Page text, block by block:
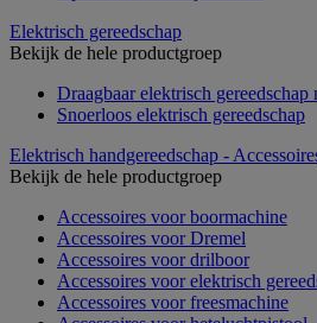
Elektrisch gereedschap
Bekijk de hele productgroep
Draagbaar elektrisch gereedschap
Snoerloos elektrisch gereedschap
Elektrisch handgereedschap -
Bekijk de hele productgroep
Accessoires voor boormachine
Accessoires voor Dremel
Accessoires voor drilboor
Accessoires voor elektrisch
Accessoires voor freesmachine